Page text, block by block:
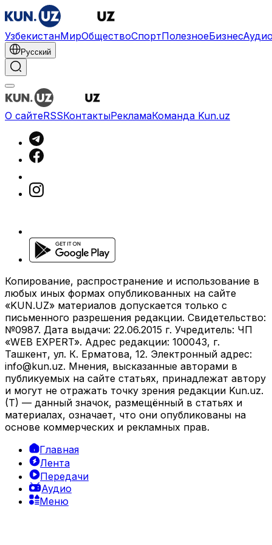
УзбекистанМирОбществоСпортПолезноеБизнес
Русский
О сайтеRSSКонтактыРекламаКоманда Kun.uz
Копирование, распространение и использование в
любых иных формах опубликованных на сайте
«KUN.UZ» материалов допускается только с
письменного разрешения редакции. Свидетельство:
№0987. Дата выдачи: 22.06.2015 г. Учредитель: ЧП
«WEB EXPERT». Адрес редакции: 100043, г.
Ташкент, ул. К. Ерматова, 12. Электронный адрес:
info@kun.uz. Мнения, высказанные авторами в
публикуемых на сайте статьях, принадлежат автору
и могут не отражать точку зрения редакции Kun.uz.
(T) — данный значок, размещённый в статьях и
материалах, означает, что они опубликованы на
основе коммерческих и рекламных прав.
Главная
Лента
Передачи
Аудио
Меню